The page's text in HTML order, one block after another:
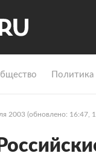
Политика
2003 (обновлено: 16:47,